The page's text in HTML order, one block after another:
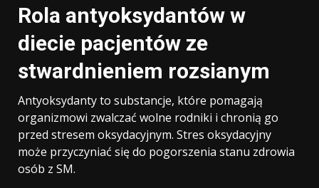
Rola antyoksydantów w
diecie pacjentów ze
stwardnieniem rozsianym
Antyoksydanty to substancje, które pomagają
organizmowi zwalczać wolne rodniki i chronią go
przed stresem oksydacyjnym. Stres oksydacyjny
może przyczyniać się do pogorszenia stanu zdrowia
osób z SM.